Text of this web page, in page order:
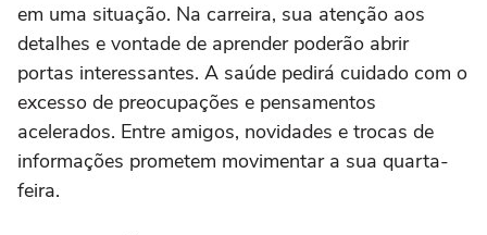
em uma situação. Na carreira, sua atenção aos
detalhes e vontade de aprender poderão abrir
portas interessantes. A saúde pedirá cuidado com o
excesso de preocupações e pensamentos
acelerados. Entre amigos, novidades e trocas de
informações prometem movimentar a sua quarta-
feira.